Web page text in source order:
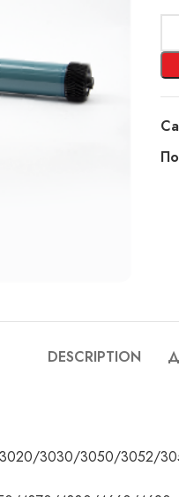
DESCRIPTION
3020/3030/3050/3052/